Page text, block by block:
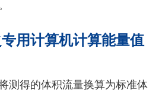
用计算机计算能量值
测得的体积流量换算为标准体